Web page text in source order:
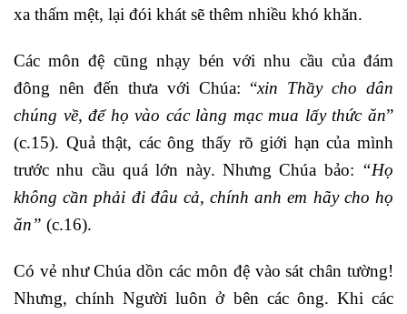
xa thấm mệt, lại đói khát sẽ thêm nhiều khó khăn.
Các môn đệ cũng nhạy bén với nhu cầu của đám
đông nên đến thưa với Chúa: “xin Thầy cho dân
chúng về, để họ vào các làng mạc mua lấy thức ăn”
(c.15). Quả thật, các ông thấy rõ giới hạn của mình
trước nhu cầu quá lớn này. Nhưng Chúa bảo: “Họ
không cần phải đi đâu cả, chính anh em hãy cho họ
ăn” (c.16).
Có vẻ như Chúa dồn các môn đệ vào sát chân tường!
Nhưng, chính Người luôn ở bên các ông. Khi các